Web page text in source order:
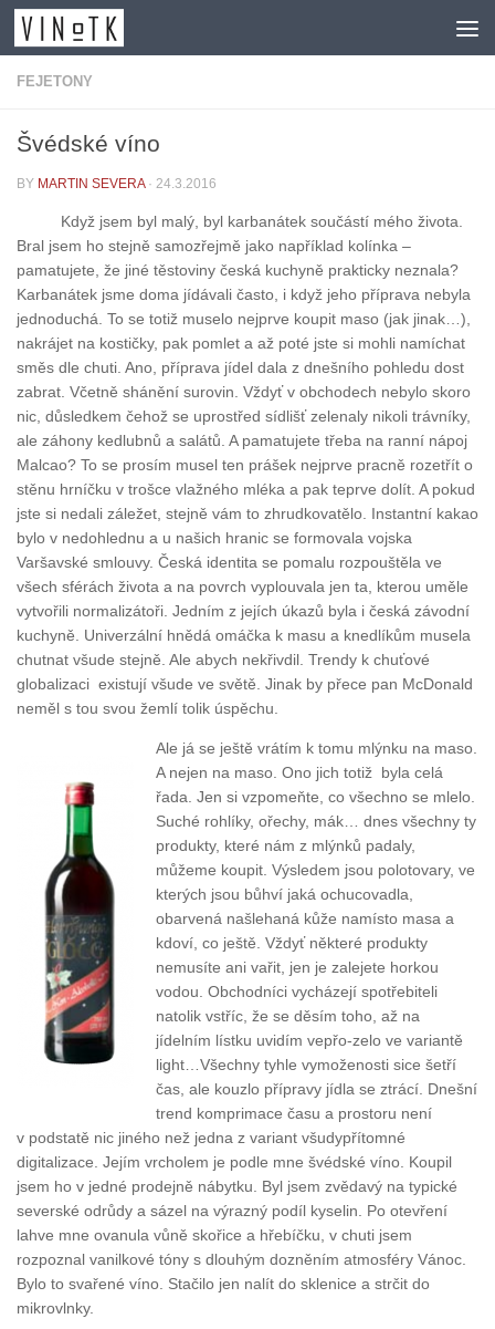
Skip to content
FEJETONY
Švédské víno
BY MARTIN SEVERA · 24.3.2016
Když jsem byl malý, byl karbanátek součástí mého života.
Bral jsem ho stejně samozřejmě jako například kolínka –
pamatujete, že jiné těstoviny česká kuchyně prakticky neznala?
Karbanátek jsme doma jídávali často, i když jeho příprava nebyla
jednoduchá. To se totiž muselo nejprve koupit maso (jak jinak…),
nakrájet na kostičky, pak pomlet a až poté jste si mohli namíchat
směs dle chuti. Ano, příprava jídel dala z dnešního pohledu dost
zabrat. Včetně shánění surovin. Vždyť v obchodech nebylo skoro
nic, důsledkem čehož se uprostřed sídlišť zelenaly nikoli trávníky,
ale záhony kedlubnů a salátů. A pamatujete třeba na ranní nápoj
Malcao? To se prosím musel ten prášek nejprve pracně rozetřít o
stěnu hrníčku v trošce vlažného mléka a pak teprve dolít. A pokud
jste si nedali záležet, stejně vám to zhrudkovatělo. Instantní kakao
bylo v nedohlednu a u našich hranic se formovala vojska
Varšavské smlouvy. Česká identita se pomalu rozpouštěla ve
všech sférách života a na povrch vyplouvala jen ta, kterou uměle
vytvořili normalizátoři. Jedním z jejích úkazů byla i česká závodní
kuchyně. Univerzální hnědá omáčka k masu a knedlíkům musela
chutnat všude stejně. Ale abych nekřivdil. Trendy k chuťové
globalizaci existují všude ve světě. Jinak by přece pan McDonald
neměl s tou svou žemlí tolik úspěchu.
Ale já se ještě vrátím k tomu mlýnku na maso.
A nejen na maso. Ono jich totiž byla celá
řada. Jen si vzpomeňte, co všechno se mlelo.
Suché rohlíky, ořechy, mák… dnes všechny ty
produkty, které nám z mlýnků padaly,
můžeme koupit. Výsledem jsou polotovary, ve
kterých jsou bůhví jaká ochucovadla,
obarvená našlehaná kůže namísto masa a
kdoví, co ještě. Vždyť některé produkty
nemusíte ani vařit, jen je zalejete horkou
vodou. Obchodníci vycházejí spotřebiteli
natolik vstříc, že se děsím toho, až na
jídelním lístku uvidím vepřo-zelo ve variantě
light…Všechny tyhle vymoženosti sice šetří
čas, ale kouzlo přípravy jídla se ztrácí. Dnešní
trend komprimace času a prostoru není
v podstatě nic jiného než jedna z variant všudypřítomné
digitalizace. Jejím vrcholem je podle mne švédské víno. Koupil
jsem ho v jedné prodejně nábytku. Byl jsem zvědavý na typické
severské odrůdy a sázel na výrazný podíl kyselin. Po otevření
lahve mne ovanula vůně skořice a hřebíčku, v chuti jsem
rozpoznal vanilkové tóny s dlouhým dozněním atmosféry Vánoc.
Bylo to svařené víno. Stačilo jen nalít do sklenice a strčit do
mikrovlnky.